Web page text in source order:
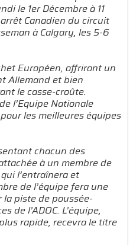
le 1er Décembre à 11
Canadien du circuit
à Calgary, les 5-6
Européen, offriront un
Allemand et bien
le casse-croûte.
l’Equipe Nationale
les meilleures équipes
chacun des
à un membre de
l’entraînera et
de l’équipe fera une
piste de poussée-
de l’ADOC. L’équipe,
rapide, recevra le titre